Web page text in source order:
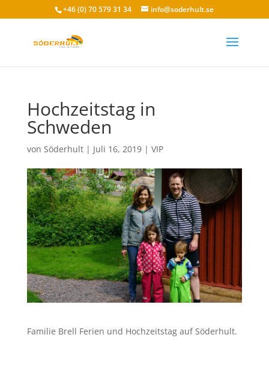
+46 (0) 70 579 31 34 info@soderhult.se
Hochzeitstag in
Schweden
von Söderhult| Juli 16, 2019| VIP
Familie Brell Ferien und Hochzeitstag auf Söderhult.